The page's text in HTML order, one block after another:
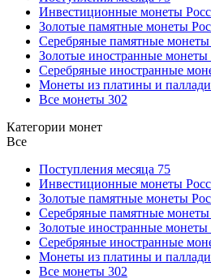
Инвестиционные монеты
Золотые памятные монеты
Серебряные памятные
Золотые иностранные монеты
Серебряные иностранные
Монеты из платины и
Все монеты 302
Категории монет
Все
Поступления месяца 75
Инвестиционные монеты
Золотые памятные монеты
Серебряные памятные
Золотые иностранные монеты
Серебряные иностранные
Монеты из платины и
Все монеты 302